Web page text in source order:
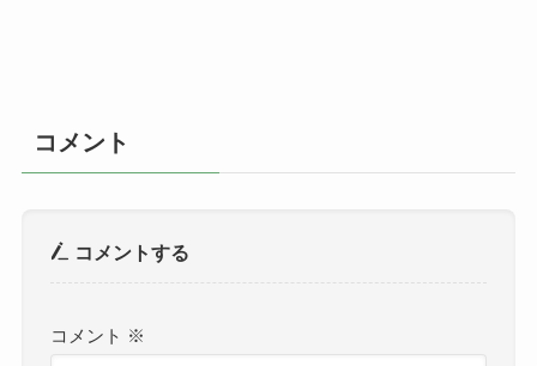
コメント
コメントする
コメント ※